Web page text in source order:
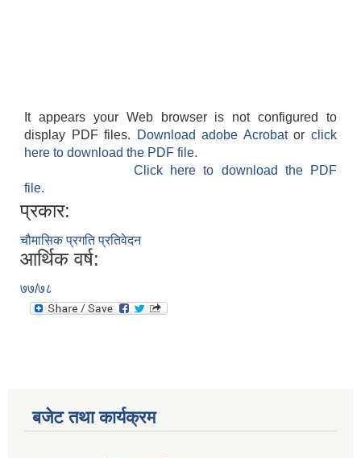
It appears your Web browser is not configured to
display PDF files.
Download adobe Acrobatorclick
here to download the PDF file.
Click here to download the PDF
file.
प्रकार:
चौमासिक प्रगति प्रतिवेदन
आर्थिक वर्ष:
७७/७८
बजेट तथा कार्यक्रम